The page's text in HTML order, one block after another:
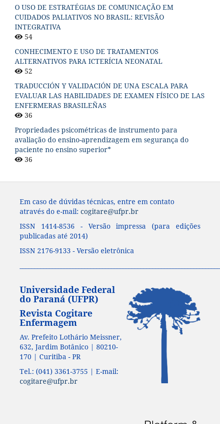
O USO DE ESTRATÉGIAS DE COMUNICAÇÃO EM
CUIDADOS PALIATIVOS NO BRASIL: REVISÃO
INTEGRATIVA
54
CONHECIMENTO E USO DE TRATAMENTOS
ALTERNATIVOS PARA ICTERÍCIA NEONATAL
52
TRADUCCIÓN Y VALIDACIÓN DE UNA ESCALA PARA
EVALUAR LAS HABILIDADES DE EXAMEN FÍSICO DE LAS
ENFERMERAS BRASILEÑAS
36
Propriedades psicométricas de instrumento para
avaliação do ensino-aprendizagem em segurança do
paciente no ensino superior*
36
Em caso de dúvidas técnicas, entre em contato
através do e-mail: cogitare@ufpr.br
ISSN 1414-8536 - Versão impressa (para edições
publicadas até 2014)
ISSN 2176-9133 - Versão eletrônica
Universidade Federal
do Paraná (UFPR)
Revista Cogitare
Enfermagem
Av. Prefeito Lothário Meissner,
632, Jardim Botânico | 80210-
170 | Curitiba - PR
Tel.: (041) 3361-3755 | E-mail:
cogitare@ufpr.br